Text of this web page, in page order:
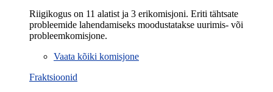
Riigikogus on 11 alatist ja 3 erikomisjoni. Eriti tähtsate
probleemide lahendamiseks moodustatakse uurimis- või
probleemkomisjone.
Vaata kõiki komisjone
Fraktsioonid